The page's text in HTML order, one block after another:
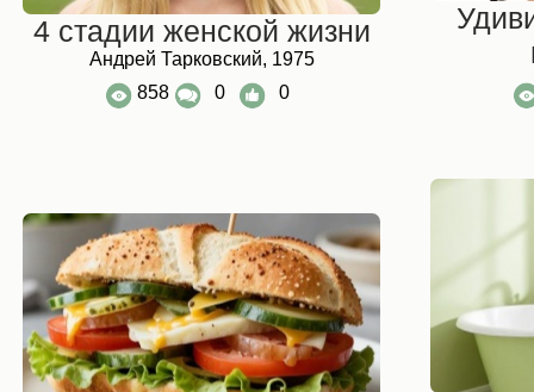
4 стадии женской жизни
Андрей Тарковский, 1975
858
0 0